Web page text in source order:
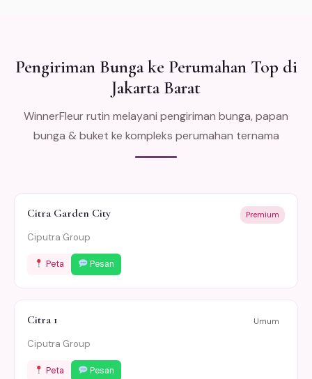
Pengiriman Bunga ke Perumahan Top di
Jakarta Barat
WinnerFleur rutin melayani pengiriman bunga, papan
bunga & buket ke kompleks perumahan ternama
Citra Garden City Premium
Ciputra Group
Peta Pesan
Citra 1 Umum
Ciputra Group
Peta Pesan